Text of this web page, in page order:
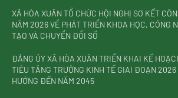
XÃ HÒA XUÂN TỔ CHỨC HỘI NGHỊ SƠ KẾT
NĂM 2026 VỀ PHÁT TRIỂN KHOA HỌC, CÔNG
TẠO VÀ CHUYỂN ĐỔI SỐ
ĐẢNG ỦY XÃ HÒA XUÂN TRIỂN KHAI KẾ
TIÊU TĂNG TRƯỞNG KINH TẾ GIAI ĐOẠN
HƯỚNG ĐẾN NĂM 2045